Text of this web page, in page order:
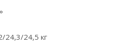
24,3/24,5 кг